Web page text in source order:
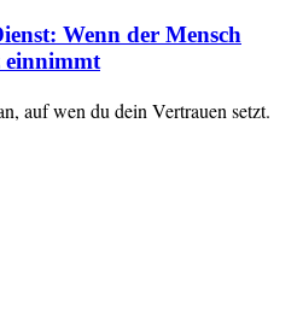
Wenn der Mensch
einnimmt
auf wen du dein Vertrauen setzt.